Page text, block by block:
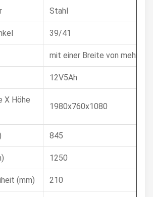
Stahl
39/41
mit einer Breite von mehr als
12V5Ah
X Höhe
1980x760x1080
845
1250
(mm) 210